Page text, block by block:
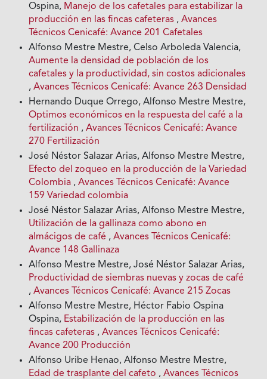
Ospina, Manejo de los cafetales para estabilizar la
producción en las fincas cafeteras ,Avances
Técnicos Cenicafé: Avance 201 Cafetales
Alfonso Mestre Mestre, Celso Arboleda Valencia,
Aumente la densidad de población de los
cafetales y la productividad, sin costos adicionales
,Avances Técnicos Cenicafé: Avance 263 Densidad
Hernando Duque Orrego, Alfonso Mestre Mestre,
Optimos económicos en la respuesta del café a la
fertilización ,Avances Técnicos Cenicafé: Avance
270 Fertilización
José Néstor Salazar Arias, Alfonso Mestre Mestre,
Efecto del zoqueo en la producción de la Variedad
Colombia ,Avances Técnicos Cenicafé: Avance
159 Variedad colombia
José Néstor Salazar Arias, Alfonso Mestre Mestre,
Utilización de la gallinaza como abono en
almácigos de café ,Avances Técnicos Cenicafé:
Avance 148 Gallinaza
Alfonso Mestre Mestre, José Néstor Salazar Arias,
Productividad de siembras nuevas y zocas de café
,Avances Técnicos Cenicafé: Avance 215 Zocas
Alfonso Mestre Mestre, Héctor Fabio Ospina
Ospina, Estabilización de la producción en las
fincas cafeteras ,Avances Técnicos Cenicafé:
Avance 200 Producción
Alfonso Uribe Henao, Alfonso Mestre Mestre,
Edad de trasplante del cafeto ,Avances Técnicos